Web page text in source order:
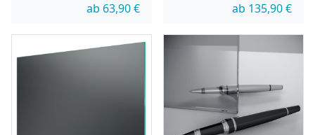
ab 63,90€ ab 135,90€